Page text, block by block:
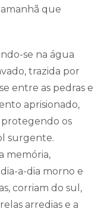
que
se na água
trazida por
entre as pedras e
aprisionado,
protegendo os
surgente.
memória,
a-dia morno e
corriam do sul,
arredias e a